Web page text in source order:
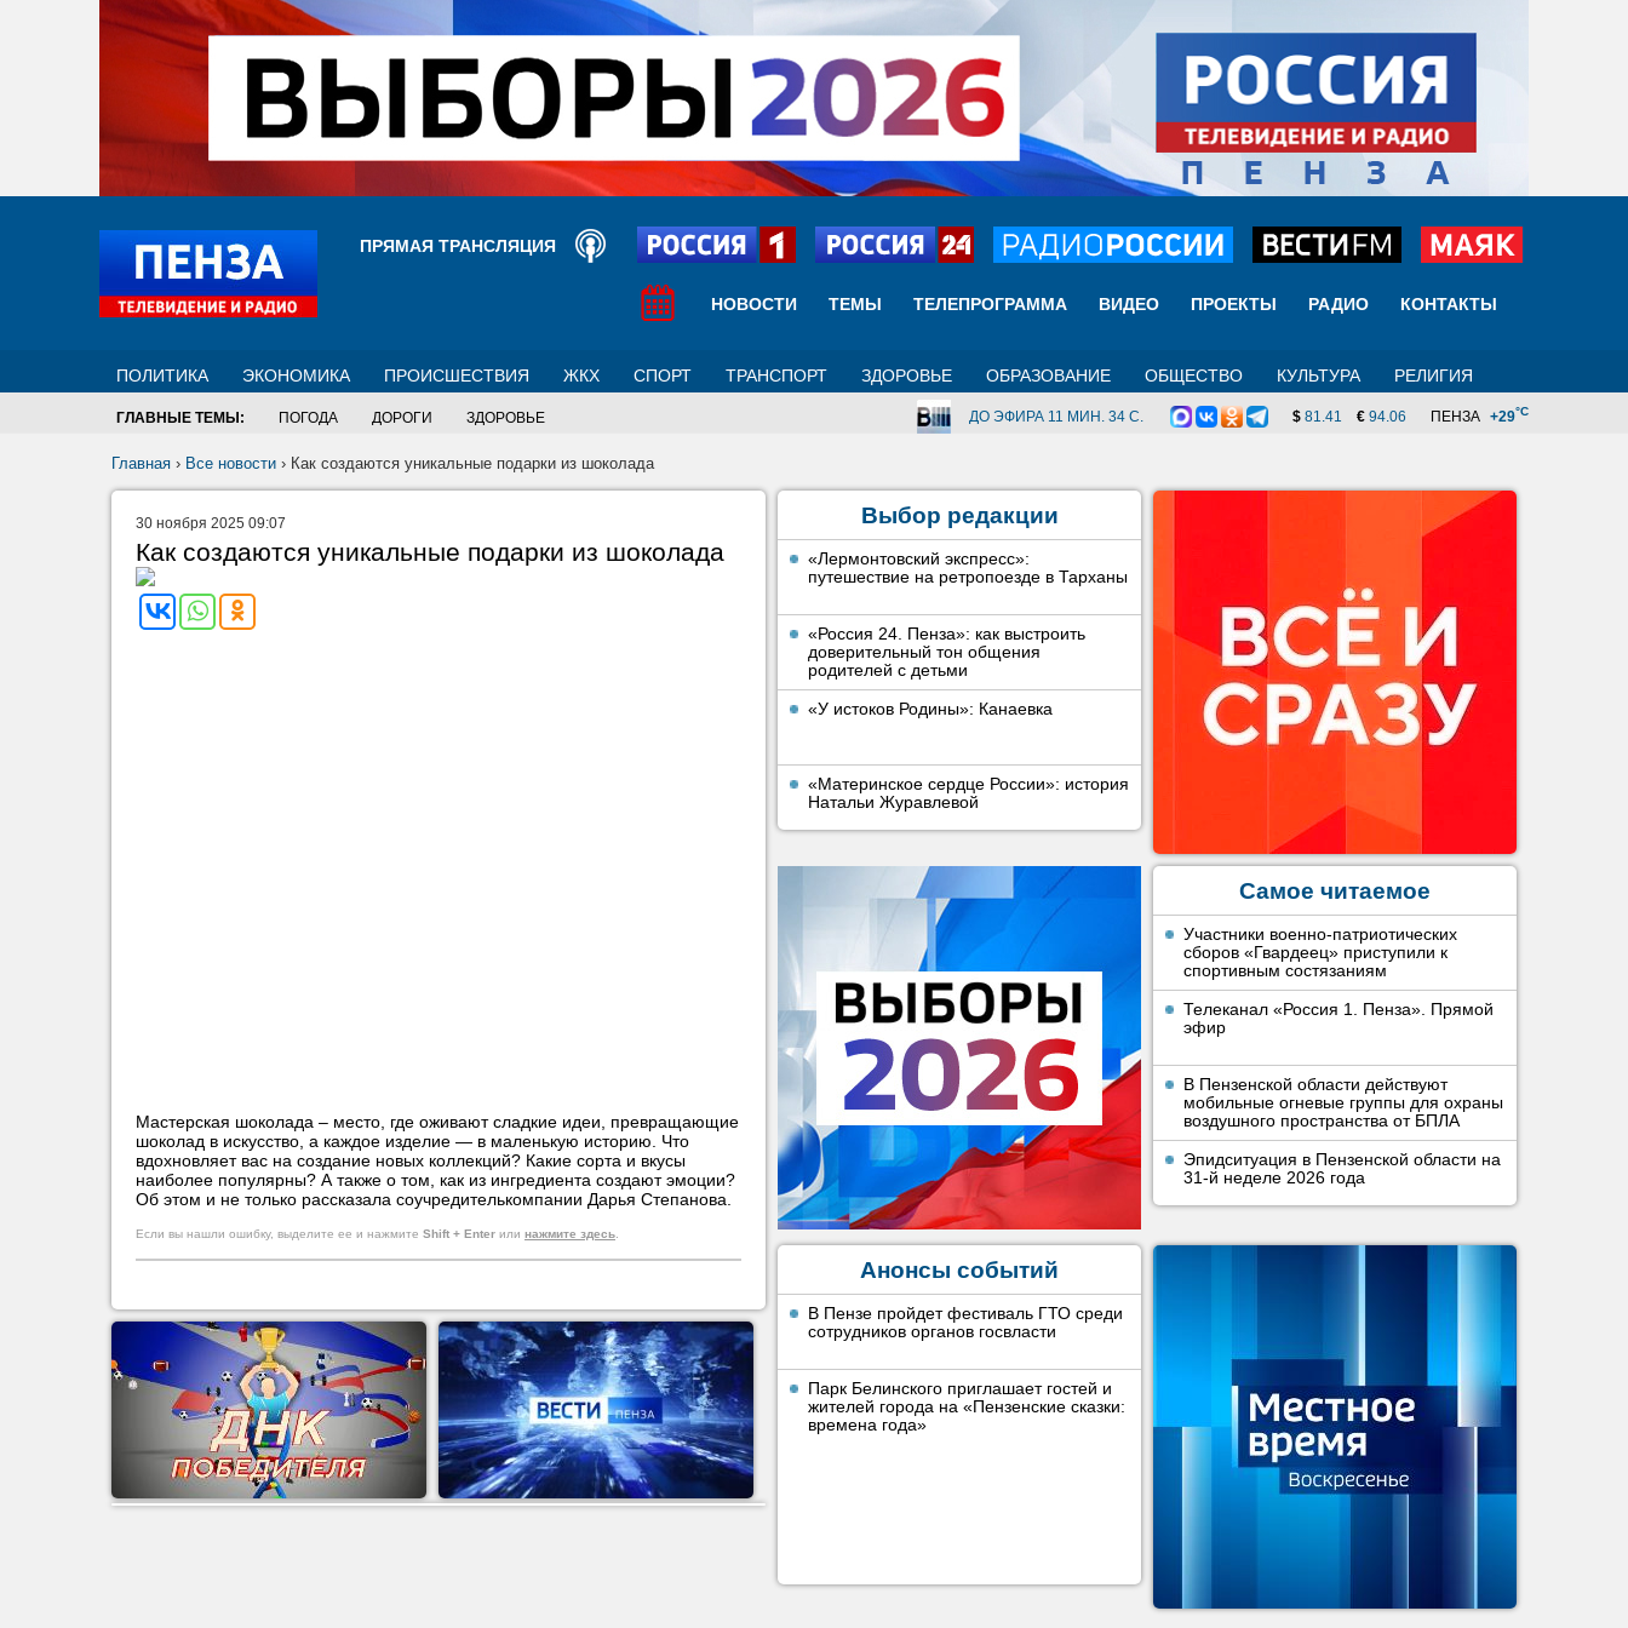
ПРЯМАЯ ТРАНСЛЯЦИЯ
НОВОСТИ ТЕМЫ ТЕЛЕПРОГРАММА ВИДЕО ПРОЕКТЫ РАДИО КОНТАКТЫ
ПОЛИТИКА ЭКОНОМИКА ПРОИСШЕСТВИЯ ЖКХ СПОРТ ТРАНСПОРТ ЗДОРОВЬЕ ОБРАЗОВАНИЕ ОБЩЕСТВО КУЛЬТУРА РЕЛИГИЯ
ГЛАВНЫЕ ТЕМЫ: ПОГОДА ДОРОГИ ЗДОРОВЬЕ ПЕНЗА +29°C
$ 81.41 € 94.06
ДО ЭФИРА 11 МИН. 33 C.
Главная › Все новости › Как создаются уникальные подарки из шоколада
Выбор редакции
«Лермонтовский экспресс»:
путешествие на ретропоезде в Тарханы
«Россия 24. Пенза»: как выстроить
доверительный тон общения
родителей с детьми
«У истоков Родины»: Канаевка
«Материнское сердце России»: история
Натальи Журавлевой
Самое читаемое
Участники военно-патриотических
сборов «Гвардеец» приступили к
спортивным состязаниям
Телеканал «Россия 1. Пенза». Прямой
эфир
В Пензенской области действуют
мобильные огневые группы для охраны
воздушного пространства от БПЛА
Эпидситуация в Пензенской области на
31-й неделе 2026 года
Анонсы событий
В Пензе пройдет фестиваль ГТО среди
сотрудников органов госвласти
Парк Белинского приглашает гостей и
жителей города на «Пензенские сказки:
времена года»
30 ноября 2025 09:07
Как создаются уникальные подарки из шоколада
Мастерская шоколада – место, где оживают сладкие идеи, превращающие
шоколад в искусство, а каждое изделие — в маленькую историю. Что
вдохновляет вас на создание новых коллекций? Какие сорта и вкусы
наиболее популярны? А также о том, как из ингредиента создают эмоции?
Об этом и не только рассказала соучредителькомпании Дарья Степанова.
Если вы нашли ошибку, выделите ее и нажмите Shift + Enter или нажмите здесь